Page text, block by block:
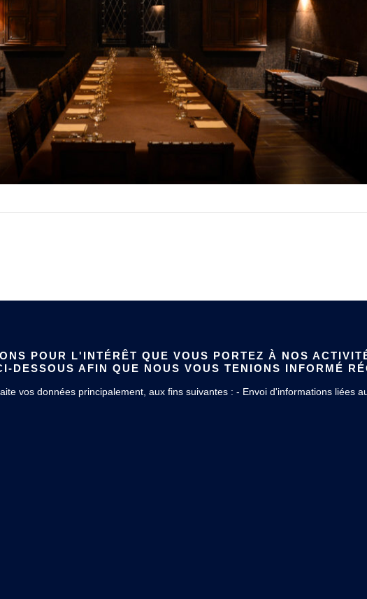
POUR L'INTÉRÊT QUE VOUS PORTEZ À NOS
DESSOUS AFIN QUE NOUS VOUS TENIONS INFORMÉ
vos données principalement, aux fins suivantes : - Envoi d'informations liées